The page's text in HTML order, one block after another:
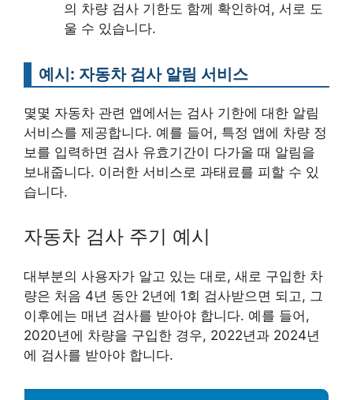
의 차량 검사 기한도 함께 확인하여, 서로 도
울 수 있습니다.
예시: 자동차 검사 알림 서비스
몇몇 자동차 관련 앱에서는 검사 기한에 대한 알림
서비스를 제공합니다. 예를 들어, 특정 앱에 차량 정
보를 입력하면 검사 유효기간이 다가올 때 알림을
보내줍니다. 이러한 서비스로 과태료를 피할 수 있
습니다.
자동차 검사 주기 예시
대부분의 사용자가 알고 있는 대로, 새로 구입한 차
량은 처음 4년 동안 2년에 1회 검사받으면 되고, 그
이후에는 매년 검사를 받아야 합니다. 예를 들어,
2020년에 차량을 구입한 경우, 2022년과 2024년
에 검사를 받아야 합니다.